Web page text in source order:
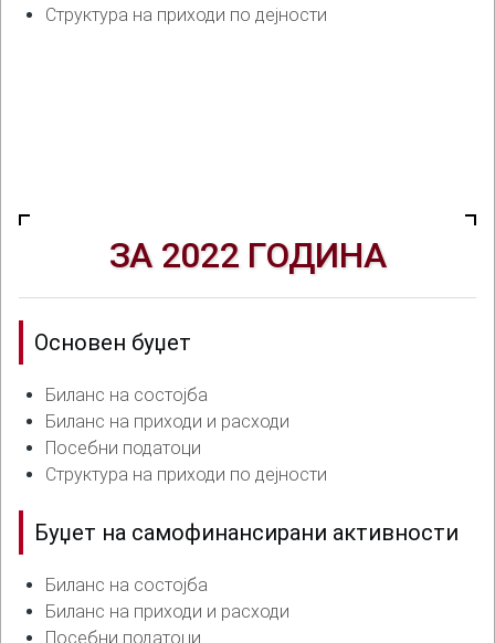
Структура на приходи по дејности
ЗА 2022 ГОДИНА
Основен буџет
Биланс на состојба
Биланс на приходи и расходи
Посебни податоци
Структура на приходи по дејности
Буџет на самофинансирани активности
Биланс на состојба
Биланс на приходи и расходи
Посебни податоци